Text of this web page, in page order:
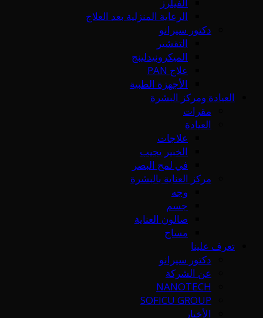
الفيلرز
الرعاية المنزلية بعد العلاج
دكتور سيرانو
التقشير
الميكرونيدلينج
علاج PAN
الأجهزة الطبية
العيادة ومركز البشرة
مقرات
العيادة
علاجات
الخبير يجيب
في لمح البصر
مركز العناية بالبشرة
وجه
جسم
صالون العناية
مساج
تعرف علينا
دكتور سيرانو
عن الشركة
NANOTECH
SOFICU GROUP
الأخبار